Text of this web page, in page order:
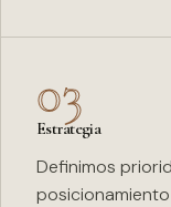
03
Estrategia
Definimos